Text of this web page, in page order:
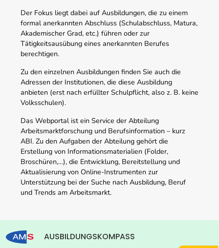
Der Fokus liegt dabei auf Ausbildungen, die zu einem
formal anerkannten Abschluss (Schulabschluss, Matura,
Akademischer Grad, etc.) führen oder zur
Tätigkeitsausübung eines anerkannten Berufes
berechtigen.
Zu den einzelnen Ausbildungen finden Sie auch die
Adressen der Institutionen, die diese Ausbildung
anbieten (erst nach erfüllter Schulpflicht, also z. B. keine
Volksschulen).
Das Webportal ist ein Service der Abteilung
Arbeitsmarktforschung und Berufsinformation – kurz
ABI. Zu den Aufgaben der Abteilung gehört die
Erstellung von Informationsmaterialien (Folder,
Broschüren,…), die Entwicklung, Bereitstellung und
Aktualisierung von Online-Instrumenten zur
Unterstützung bei der Suche nach Ausbildung, Beruf
und Trends am Arbeitsmarkt.
AUSBILDUNGSKOMPASS